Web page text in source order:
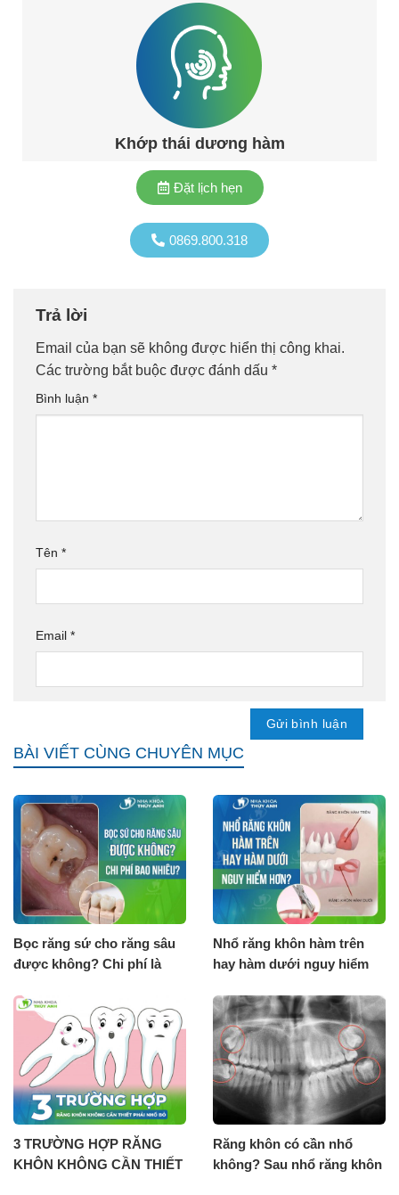
Khớp thái dương hàm
0869.800.318
Đặt lịch hẹn
Trả lời
Email của bạn sẽ không được hiển thị công khai.
Các trường bắt buộc được đánh dấu *
Bình luận *
Tên *
Email *
BÀI VIẾT CÙNG CHUYÊN MỤC
Bọc răng sứ cho răng sâu
được không? Chi phí là
Nhổ răng khôn hàm trên
hay hàm dưới nguy hiểm
3 TRƯỜNG HỢP RĂNG
KHÔN KHÔNG CẦN THIẾT
Răng khôn có cần nhổ
không? Sau nhổ răng khôn